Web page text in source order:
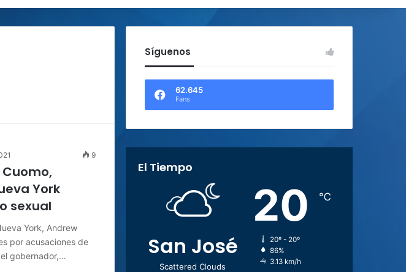
9
York
sexual
York, Andrew
por acusaciones de
gobernador,…
Síguenos
62.645
Fans
El Tiempo
San José
Scattered Clouds
20 ℃
20º - 20º
86%
3.13 km/h